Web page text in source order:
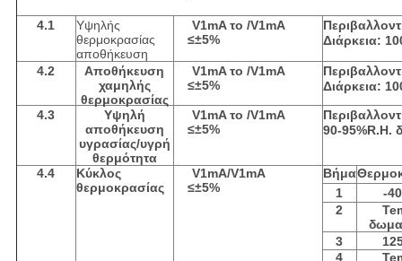
4.1
Υψηλής
θερμοκρασίας
αποθήκευση
V1mA το /V1mA
≤±5%
Διάρκεια:
4.2
Αποθήκευση
χαμηλής
θερμοκρασίας
V1mA το /V1mA
≤±5%
Διάρκεια:
4.3
Υψηλή
αποθήκευση
υγρασίας/υγρή
θερμότητα
V1mA το /V1mA
≤±5%
90-95%R.H.
4.4
Κύκλος
θερμοκρασίας
V1mA/V1mA
≤±5%
Βήμα
1
-
2
3
4